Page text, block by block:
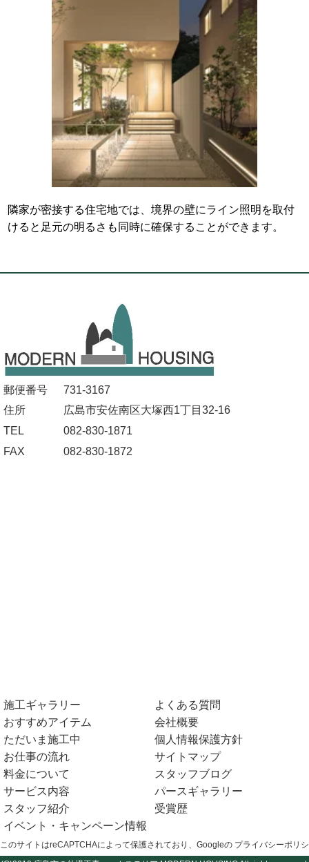
隣家が密接する住宅地では、境界の壁にライン照明を取付
けると足元の明るさも同時に確保することができます。
郵便番号
731-3167
住所
広島市安佐南区大塚西1丁目32-16
TEL
082-830-1871
FAX
082-830-1872
施工ギャラリー
おすすめアイテム
ただいま施工中
お仕事の流れ
料金について
サービス内容
スタッフ紹介
イベント・キャンペーン情報
よくある質問
会社概要
個人情報保護方針
サイトマップ
スタッフブログ
パースギャラリー
受賞歴
このサイトはreCAPTCHAによって保護されており、Googleの プライバシーポリ